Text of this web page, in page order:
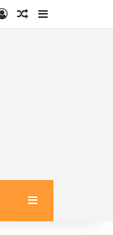
Log InRandom Article
Sidebar
Sidebar